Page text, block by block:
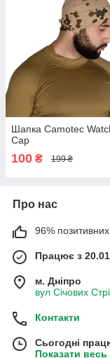
Шапка Camotec
Cap
100 ₴ 199 ₴
Про нас
96% позитивних
Працює з
м. Дніпро
вул Січових
Контакти
Сьогодні
Показати